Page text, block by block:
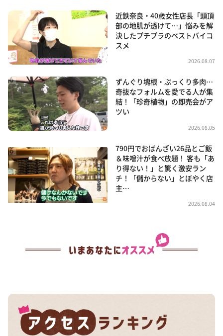
近鉄奈良・40歳女性店長「頭頂
部の地肌が透けて…」悩みを解
決したプチプラのベストバイコ
スメ
2026.08.07
ずんぐり塊根・ぷっくり多肉…
奇抜なフォルムを愛でる人が集
結！「珍奇植物」の即売会がア
ツい
2026.08.05
790円でおばんざい26品とご飯
＆味噌汁が食べ放題！ 客も「あ
り得ない！」と驚く激安ラン
チ！「儲からない」とぼやく店
主…
2026.08.04